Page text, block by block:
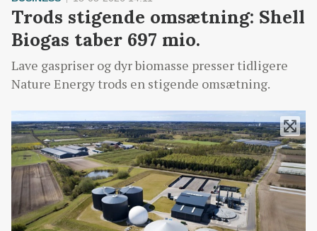
Trods stigende omsætning: Shell
Biogas taber 697 mio.
Lave gaspriser og dyr biomasse presser tidligere
Nature Energy trods en stigende omsætning.